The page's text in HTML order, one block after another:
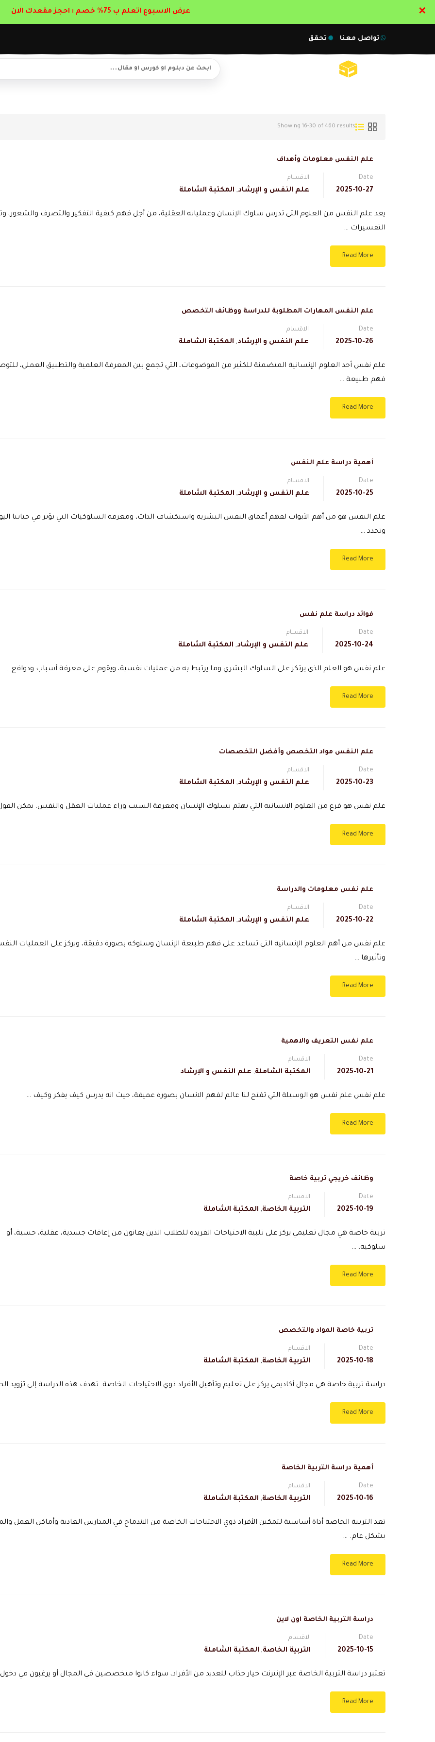
تواصل معنا تحقق
Showing 16-30 of 460 results
علم النفس معلومات وأهداف
Date
2025-10-27
الاقسام
علم النفس و الإرشاد, المكتبة الشاملة
يعد علم النفس من العلوم التي تدرس سلوك الإنسان وعملياته العقلية، من أجل فهم كيفية التفكير والتصرف والشعور،
التفسيرات …
Read More
علم النفس المهارات المطلوبة للدراسة ووظائف التخصص
Date
2025-10-26
الاقسام
علم النفس و الإرشاد, المكتبة الشاملة
علم نفس أحد العلوم الإنسانية المتضمنة للكثير من الموضوعات، التي تجمع بين المعرفة العلمية والتطبيق العملي،
فهم طبيعة …
Read More
أهمية دراسة علم النفس
Date
2025-10-25
الاقسام
علم النفس و الإرشاد, المكتبة الشاملة
علم النفس هو من أهم الأبواب لفهم أعماق النفس البشرية واستكشاف الذات، ومعرفة السلوكيات التي تؤثر في حياتنا
وتحدد …
Read More
فوائد دراسة علم نفس
Date
2025-10-24
الاقسام
علم النفس و الإرشاد, المكتبة الشاملة
علم نفس هو العلم الذي يرتكز على السلوك البشري وما يرتبط به من عمليات نفسية، ويقوم على معرفة أسباب ودوافع …
Read More
علم النفس مواد التخصص وأفضل التخصصات
Date
2025-10-23
الاقسام
علم النفس و الإرشاد, المكتبة الشاملة
علم نفس هو فرع من العلوم الانسانيه التي يهتم بسلوك الإنسان ومعرفة السبب وراء عمليات العقل والنفس. يمكن
Read More
علم نفس معلومات والدراسة
Date
2025-10-22
الاقسام
علم النفس و الإرشاد, المكتبة الشاملة
علم نفس من أهم العلوم الإنسانية التي تساعد على فهم طبيعة الإنسان وسلوكه بصورة دقيقة، ويركز على العمليات
وتأثيرها …
Read More
علم نفس التعريف والاهمية
Date
2025-10-21
الاقسام
المكتبة الشاملة, علم النفس و الإرشاد
علم نفس علم نفس هو الوسيلة التي تفتح لنا عالم لفهم الانسان بصورة عميقة، حيث انه يدرس كيف يفكر وكيف …
Read More
وظائف خريجي تربية خاصة
Date
2025-10-19
الاقسام
التربية الخاصة, المكتبة الشاملة
تربية خاصة هي مجال تعليمي يركز على تلبية الاحتياجات الفريدة للطلاب الذين يعانون من إعاقات جسدية، عقلية، حسية، أو
سلوكية، …
Read More
تربية خاصة المواد والتخصص
Date
2025-10-18
الاقسام
التربية الخاصة, المكتبة الشاملة
دراسة تربية خاصة هي مجال أكاديمي يركز على تعليم وتأهيل الأفراد ذوي الاحتياجات الخاصة. تهدف هذه الدراسة إلى تزويد
Read More
أهمية دراسة التربية الخاصة
Date
2025-10-16
الاقسام
التربية الخاصة, المكتبة الشاملة
تعد التربية الخاصة أداة أساسية لتمكين الأفراد ذوي الاحتياجات الخاصة من الاندماج في المدارس العادية وأماكن العمل
بشكل عام. …
Read More
دراسة التربية الخاصة اون لاين
Date
2025-10-15
الاقسام
التربية الخاصة, المكتبة الشاملة
تعتبر دراسة التربية الخاصة عبر الإنترنت خيار جذاب للعديد من الأفراد، سواء كانوا متخصصين في المجال أو يرغبون في
Read More
عرض الاسبوع اتعلم ب 75% خصم : احجز مقعدك الان ✕